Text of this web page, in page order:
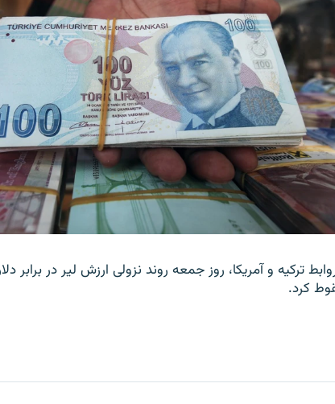
ترکیه و آمریکا، روز جمعه روند نزولی ارزش لیر در برابر